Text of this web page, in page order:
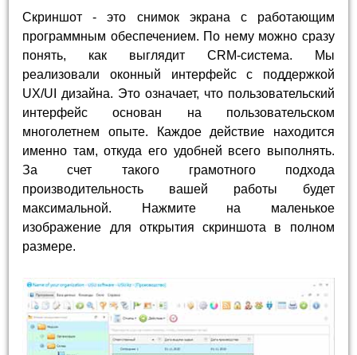
Скриншот - это снимок экрана с работающим
программным обеспечением. По нему можно сразу
понять, как выглядит CRM-система. Мы
реализовали оконный интерфейс с поддержкой
UX/UI дизайна. Это означает, что пользовательский
интерфейс основан на пользовательском
многолетнем опыте. Каждое действие находится
именно там, откуда его удобней всего выполнять.
За счет такого грамотного подхода
производительность вашей работы будет
максимальной. Нажмите на маленькое
изображение для открытия скриншота в полном
размере.